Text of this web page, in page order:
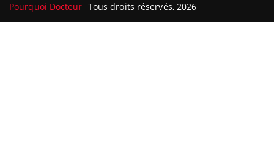
Pourquoi Docteur Tous droits réservés, 2026